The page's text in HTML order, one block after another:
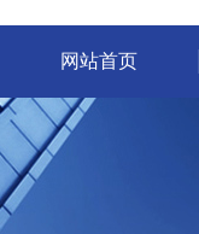
网站首页